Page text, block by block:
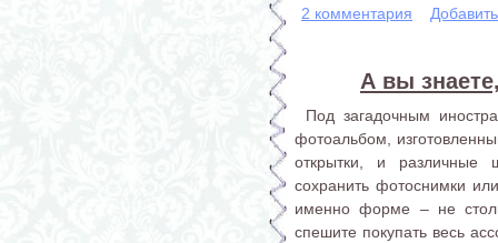
2 комментария
А вы
Под загадочным
фотоальбом,
открытки, и различные
сохранить фотоснимки
именно форме – не
спешите покупать весь